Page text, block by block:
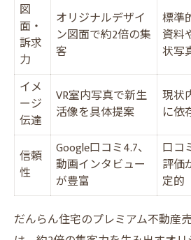
図
面・
訴求
力
オリジナルデザイ
ン図面で約2倍の集
客
標準
資料
状写
イメ
ージ
伝達
VR室内写真で新生
活像を具体提案
現状
に依
信頼
性
Google口コミ4.7、
動画インタビュー
が豊富
口コ
評価
定的
だんらん住宅のプレミアム不動産